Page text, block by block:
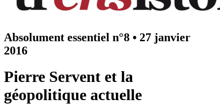
Absolument essentiel n°8 • 27 janvier
2016
Pierre Servent et la
géopolitique actuelle